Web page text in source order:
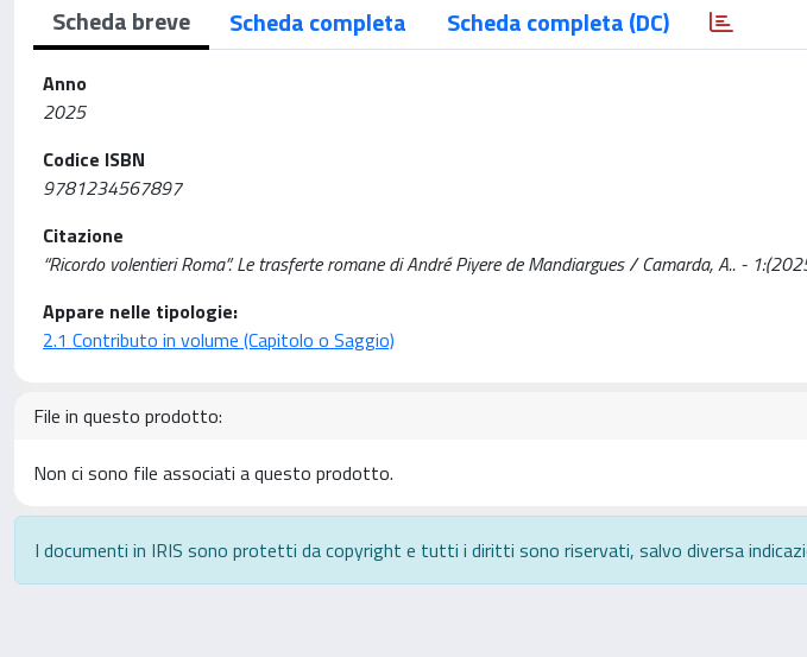
Scheda breve Scheda completa Scheda completa (DC)
Anno
2025
Codice ISBN
9781234567897
Citazione
“Ricordo volentieri Roma”. Le trasferte romane di André Piyere de Mandiargues / Camarda, A.. -
Appare nelle tipologie:
2.1 Contributo in volume (Capitolo o Saggio)
File in questo prodotto:
Non ci sono file associati a questo prodotto.
I documenti in IRIS sono protetti da copyright e tutti i diritti sono riservati, salvo diversa